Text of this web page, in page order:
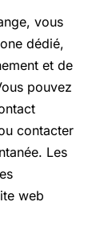
vous
dédié,
et de
pouvez
contacter
Les
web